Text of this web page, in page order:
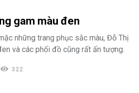
gam màu đen
những trang phục sắc màu, Đỗ Thị
và các phối đồ cũng rất ấn tượng.
322